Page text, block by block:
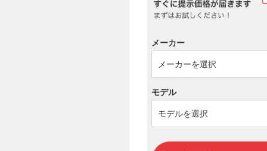
メーカー
モデル